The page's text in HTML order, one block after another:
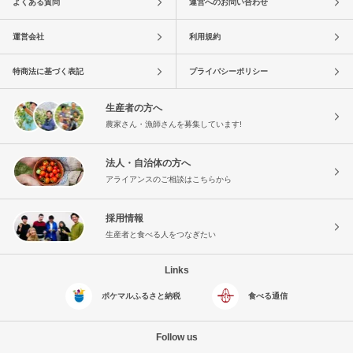
運営会社 利用規約
特商法に基づく表記 プライバシーポリシー
生産者の方へ
農家さん・漁師さんを募集しています!
法人・自治体の方へ
アライアンスのご相談はこちらから
採用情報
生産者と食べる人をつなぎたい
Links
ポケマルふるさと納税 食べる通信
Follow us